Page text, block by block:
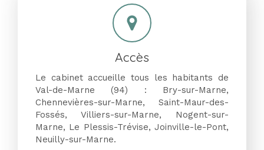
Accès
Le cabinet accueille tous les habitants de
Val-de-Marne (94) : Bry-sur-Marne,
Chennevières-sur-Marne, Saint-Maur-des-
Fossés, Villiers-sur-Marne, Nogent-sur-
Marne, Le Plessis-Trévise, Joinville-le-Pont,
Neuilly-sur-Marne.